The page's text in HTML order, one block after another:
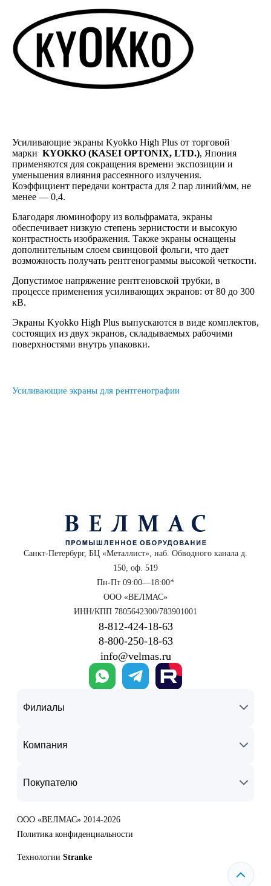
Усиливающие экраны Kyokko High Plus от торговой
марки KYOKKO (KASEI OPTONIX, LTD.), Япония
применяются для сокращения времени экспозиции и
уменьшения влияния рассеянного излучения.
Коэффициент передачи контраста для 2 пар линий/мм, не
менее — 0,4.
Благодаря люминофору из вольфрамата, экраны
обеспечивает низкую степень зернистости и высокую
контрастность изображения. Также экраны оснащены
дополнительным слоем свинцовой фольги, что дает
возможность получать рентгенограммы высокой четкости.
Допустимое напряжение рентгеновской трубки, в
процессе применения усиливающих экранов: от 80 до 300
кВ.
Экраны Kyokko High Plus выпускаются в виде комплектов,
состоящих из двух экранов, складываемых рабочими
поверхностями внутрь упаковки.
Усиливающие экраны для рентгенографии
Санкт-Петербург, БЦ «Металлист», наб. Обводного канала д.
150, оф. 519
Пн-Пт 09:00—18:00*
ООО «ВЕЛМАС»
ИНН/КПП 7805642300/783901001
8‑812‑424‑18‑63
8‑800‑250‑18‑63
info@velmas.ru
Филиалы
Компания
Покупателю
ООО «ВЕЛМАС» 2014-2026
Политика конфиденциальности
Технологии Stranke